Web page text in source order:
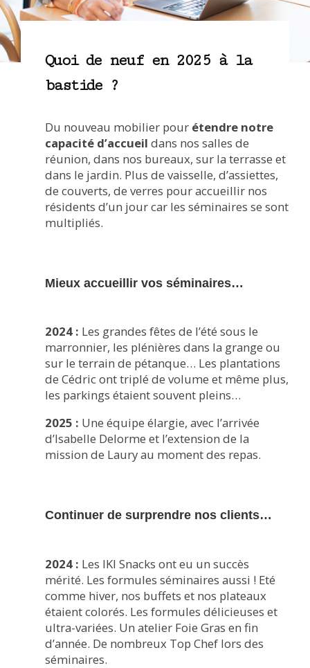
Quoi de neuf en 2025 à la
bastide ?
Du nouveau mobilier pour étendre notre
capacité d’accueil dans nos salles de
réunion, dans nos bureaux, sur la terrasse et
dans le jardin. Plus de vaisselle, d’assiettes,
de couverts, de verres pour accueillir nos
résidents d’un jour car les séminaires se sont
multipliés.
Mieux accueillir vos séminaires…
2024 : Les grandes fêtes de l’été sous le
marronnier, les plénières dans la grange ou
sur le terrain de pétanque… Les plantations
de Cédric ont triplé de volume et même plus,
les parkings étaient souvent pleins…
2025 : Une équipe élargie, avec l’arrivée
d’Isabelle Delorme et l’extension de la
mission de Laury au moment des repas.
Continuer de surprendre nos clients…
2024 : Les IKI Snacks ont eu un succès
mérité. Les formules séminaires aussi ! Eté
comme hiver, nos buffets et nos plateaux
étaient colorés. Les formules délicieuses et
ultra-variées. Un atelier Foie Gras en fin
d’année. De nombreux Top Chef lors des
séminaires.